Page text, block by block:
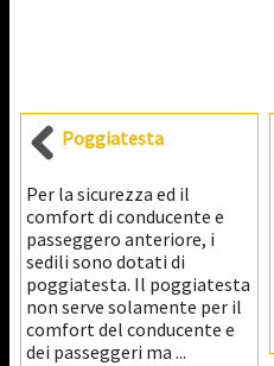
Poggiatesta
Per la sicurezza ed il
comfort di conducente e
passeggero anteriore, i
sedili sono dotati di
poggiatesta. Il poggiatesta
non serve solamente per il
comfort del conducente e
dei passeggeri ma ...